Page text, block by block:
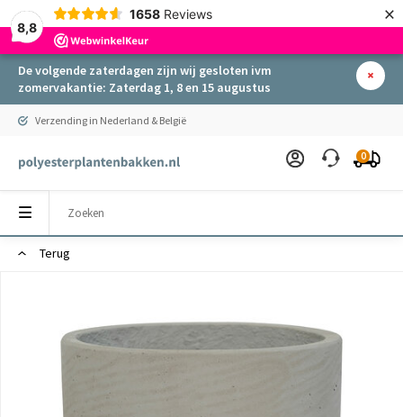
8,8
1658 Reviews ×
De volgende zaterdagen zijn wij gesloten ivm
zomervakantie: Zaterdag 1, 8 en 15 augustus
Verzending in Nederland & België
0
Terug